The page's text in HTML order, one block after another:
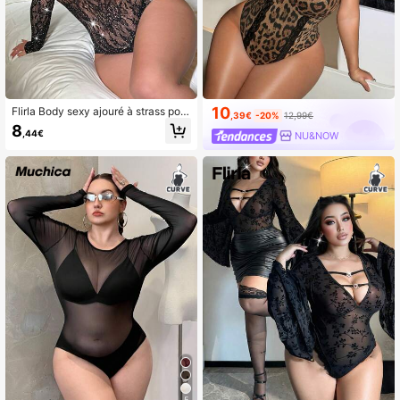
Flirla Body sexy ajouré à strass pour
femme grande taille
8 ,44€
10,39€ -20% 12,99€
NU&NOW